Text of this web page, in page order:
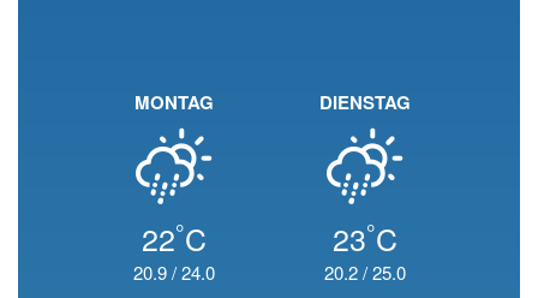
MONTAG
22°C
20.9/24.0
DIENSTAG
23°C
20.2/25.0